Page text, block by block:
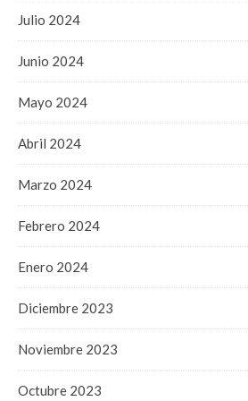
Julio 2024
Junio 2024
Mayo 2024
Abril 2024
Marzo 2024
Febrero 2024
Enero 2024
Diciembre 2023
Noviembre 2023
Octubre 2023